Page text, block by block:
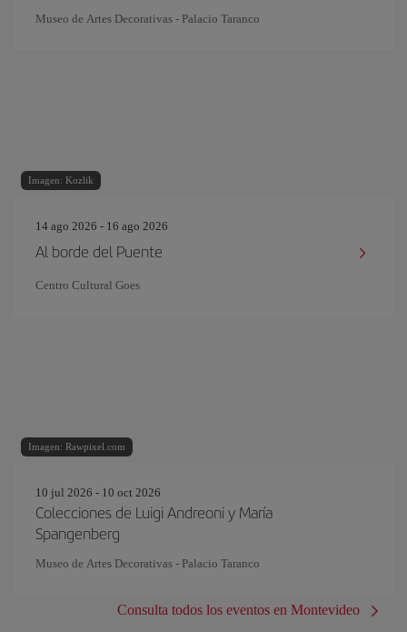
Museo de Artes Decorativas - Palacio Taranco
Imagen: Kozlik
14 ago 2026 - 16 ago 2026
Al borde del Puente
Centro Cultural Goes
Imagen: Rawpixel.com
10 jul 2026 - 10 oct 2026
Colecciones de Luigi Andreoni y María
Spangenberg
Museo de Artes Decorativas - Palacio Taranco
Consulta todos los eventos en Montevideo